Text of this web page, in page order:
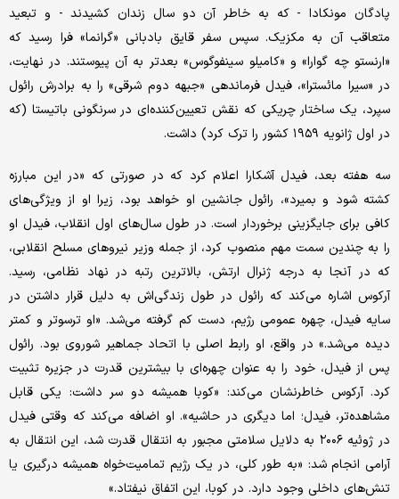
پادگان مونکادا - که به خاطر آن دو سال زندان کشیدند - و تبعید
متعاقب آن به مکزیک. سپس سفر قایق بادبانی «گرانما» فرا رسید که
«ارنستو چه گوارا» و «کامیلو سینفوگوس» بعدتر به آن پیوستند. در نهایت،
در «سیرا مائسترا»، فیدل فرماندهی «جبهه دوم شرقی» را به برادرش رائول
سپرد، یک ساختار چریکی که نقش تعیین‌کننده‌ای در سرنگونی باتیستا (که
در اول ژانویه ۱۹۵۹ کشور را ترک کرد) داشت.
سه هفته بعد، فیدل آشکارا اعلام کرد که در صورتی که «در این مبارزه
کشته شود و بمیرد»، رائول جانشین او خواهد بود، زیرا او از ویژگی‌های
کافی برای جایگزینی برخوردار است. در طول سال‌های اول انقلاب، فیدل او
را به چندین سمت مهم منصوب کرد، از جمله وزیر نیروهای مسلح انقلابی،
که در آنجا به درجه ژنرال ارتش، بالاترین رتبه در نهاد نظامی، رسید.
آرکوس اشاره می‌کند که رائول در طول زندگی‌اش به دلیل قرار داشتن در
سایه فیدل، چهره عمومی رژیم، دست کم گرفته می‌شد. «او ترسوتر و کمتر
دیده می‌شد.» در واقع، او رابط اصلی با اتحاد جماهیر شوروی بود. رائول
پس از فیدل، خود را به عنوان چهره‌ای با بیشترین قدرت در جزیره تثبیت
کرد. آرکوس خاطرنشان می‌کند: «کوبا همیشه دو سر داشت: یکی قابل
مشاهده‌تر، فیدل؛ اما دیگری در حاشیه». او اضافه می‌کند که وقتی فیدل
در ژوئیه ۲۰۰۶ به دلایل سلامتی مجبور به انتقال قدرت شد، این انتقال به
آرامی انجام شد: «به طور کلی، در یک رژیم تمامیت‌خواه همیشه درگیری یا
تنش‌های داخلی وجود دارد. در کوبا، این اتفاق نیفتاد.»